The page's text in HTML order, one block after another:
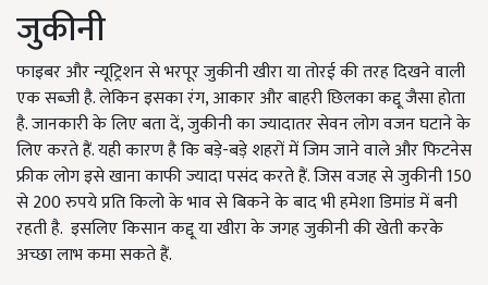
जुकीनी
फाइबर और न्यूट्रिशन से भरपूर जुकीनी खीरा या तोरई की तरह दिखने वाली
एक सब्जी है. लेकिन इसका रंग, आकार और बाहरी छिलका कद्दू जैसा होता
है. जानकारी के लिए बता दें, जुकीनी का ज्यादातर सेवन लोग वजन घटाने के
लिए करते हैं. यही कारण है कि बड़े-बड़े शहरों में जिम जाने वाले और फिटनेस
फ्रीक लोग इसे खाना काफी ज्यादा पसंद करते हैं. जिस वजह से जुकीनी 150
से 200 रुपये प्रति किलो के भाव से बिकने के बाद भी हमेशा डिमांड में बनी
रहती है. इसलिए किसान कद्दू या खीरा के जगह जुकीनी की खेती करके
अच्छा लाभ कमा सकते हैं.